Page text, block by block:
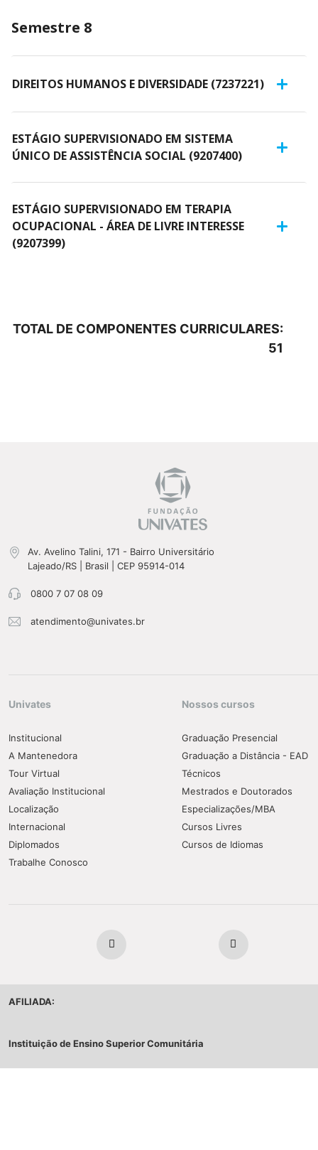
Semestre 8
DIREITOS HUMANOS E DIVERSIDADE (7237221)
ESTÁGIO SUPERVISIONADO EM SISTEMA
ÚNICO DE ASSISTÊNCIA SOCIAL (9207400)
ESTÁGIO SUPERVISIONADO EM TERAPIA
OCUPACIONAL - ÁREA DE LIVRE INTERESSE
(9207399)
TOTAL DE COMPONENTES CURRICULARES:
51
Av. Avelino Talini, 171 - Bairro Universitário
Lajeado/RS | Brasil | CEP 95914-014
0800 7 07 08 09
atendimento@univates.br
Univates
Institucional
A Mantenedora
Tour Virtual
Avaliação Institucional
Localização
Internacional
Diplomados
Trabalhe Conosco
Nossos cursos
Graduação Presencial
Graduação a Distância - EAD
Técnicos
Mestrados e Doutorados
Especializações/MBA
Cursos Livres
Cursos de Idiomas
AFILIADA:
Instituição de Ensino Superior Comunitária